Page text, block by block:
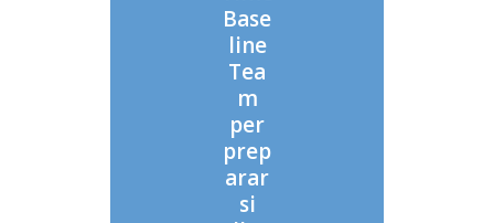
Base
line
Tea
m
per
prep
arar
si